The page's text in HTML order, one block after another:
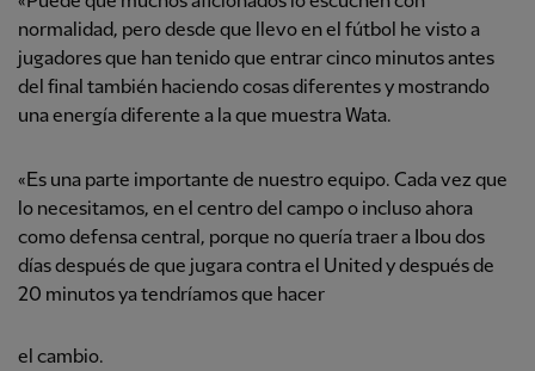
normalidad, pero desde que llevo en el fútbol he visto a
jugadores que han tenido que entrar cinco minutos antes
del final también haciendo cosas diferentes y mostrando
una energía diferente a la que muestra Wata.
«Es una parte importante de nuestro equipo. Cada vez que
lo necesitamos, en el centro del campo o incluso ahora
como defensa central, porque no quería traer a Ibou dos
días después de que jugara contra el United y después de
20 minutos ya tendríamos que hacer
el cambio.